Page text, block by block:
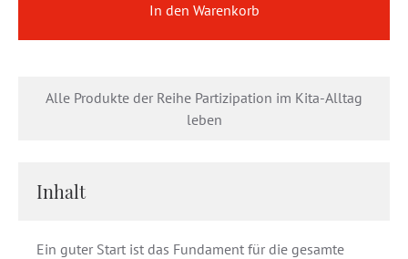
Alle Produkte der Reihe Partizipation im Kita-Alltag
leben
In den Warenkorb
Inhalt
Ein guter Start ist das Fundament für die gesamte